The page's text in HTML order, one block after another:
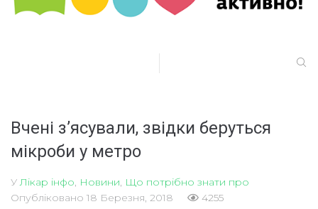
Вчені з’ясували, звідки беруться
мікроби у метро
У Лікар інфо Новини Що потрібно знати про
Опубліковано 18 Березня, 2018 4255